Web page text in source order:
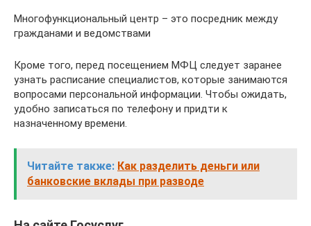
Многофункциональный центр – это посредник между
гражданами и ведомствами
Кроме того, перед посещением МФЦ следует заранее
узнать расписание специалистов, которые занимаются
вопросами персональной информации. Чтобы ожидать,
удобно записаться по телефону и придти к
назначенному времени.
Читайте также: Как разделить деньги или
банковские вклады при разводе